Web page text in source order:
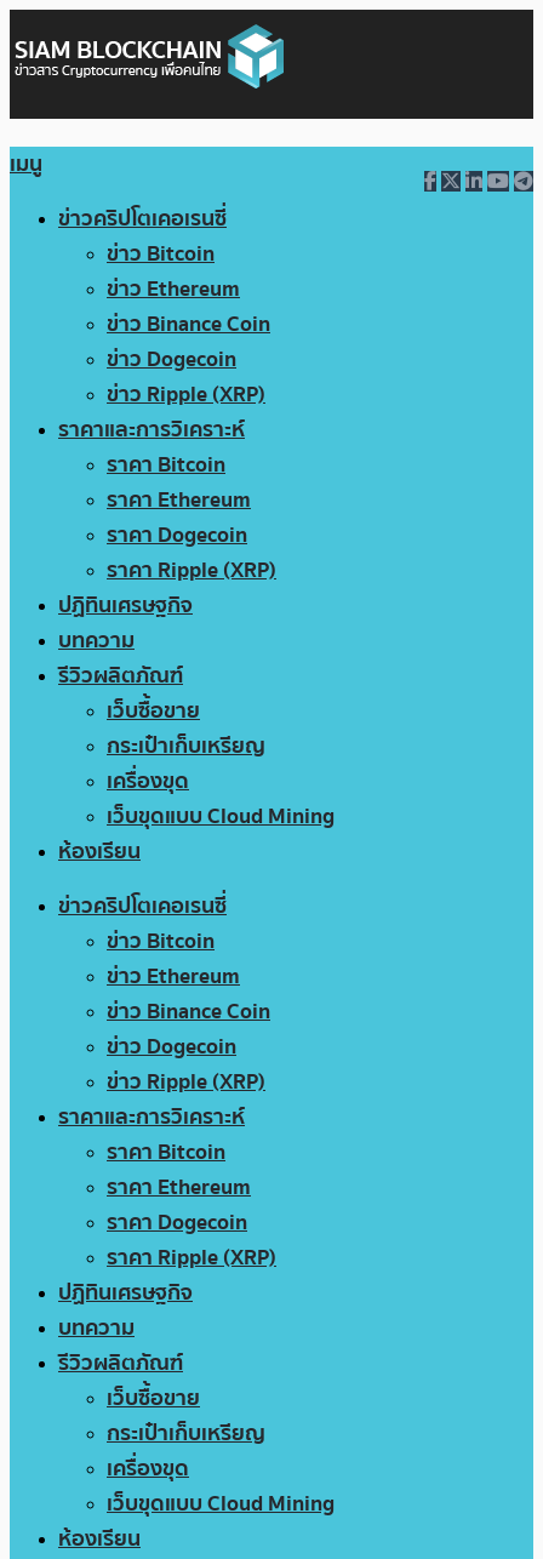
เมนู
ข่าวคริปโตเคอเรนซี่
ข่าว Bitcoin
ข่าว Ethereum
ข่าว Binance Coin
ข่าว Dogecoin
ข่าว Ripple (XRP)
ราคาและการวิเคราะห์
ราคา Bitcoin
ราคา Ethereum
ราคา Dogecoin
ราคา Ripple (XRP)
ปฏิทินเศรษฐกิจ
บทความ
รีวิวผลิตภัณฑ์
เว็บซื้อขาย
กระเป๋าเก็บเหรียญ
เครื่องขุด
เว็บขุดแบบ Cloud Mining
ห้องเรียน
ข่าวคริปโตเคอเรนซี่
ข่าว Bitcoin
ข่าว Ethereum
ข่าว Binance Coin
ข่าว Dogecoin
ข่าว Ripple (XRP)
ราคาและการวิเคราะห์
ราคา Bitcoin
ราคา Ethereum
ราคา Dogecoin
ราคา Ripple (XRP)
ปฏิทินเศรษฐกิจ
บทความ
รีวิวผลิตภัณฑ์
เว็บซื้อขาย
กระเป๋าเก็บเหรียญ
เครื่องขุด
เว็บขุดแบบ Cloud Mining
ห้องเรียน